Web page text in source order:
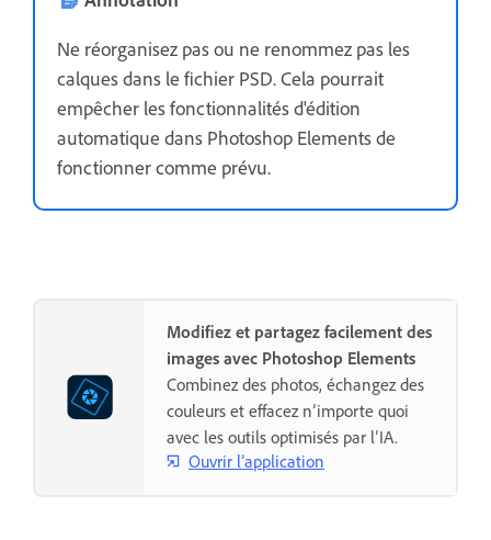
Ne réorganisez pas ou ne renommez pas les
calques dans le fichier PSD. Cela pourrait
empêcher les fonctionnalités d'édition
automatique dans Photoshop Elements de
fonctionner comme prévu.
Modifiez et partagez facilement des
images avec Photoshop Elements
Combinez des photos, échangez des
couleurs et effacez n’importe quoi
avec les outils optimisés par l’IA.
Ouvrir l’application